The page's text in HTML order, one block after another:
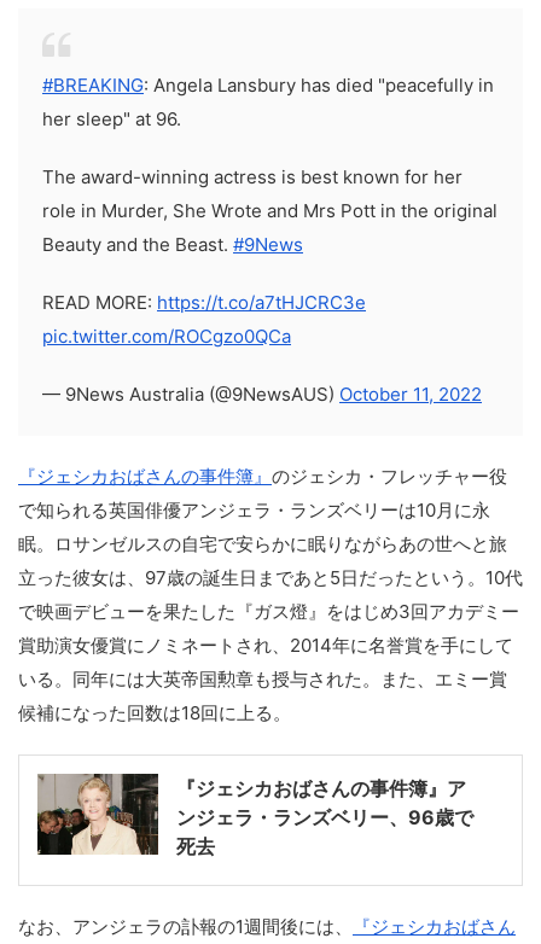
#BREAKING: Angela Lansbury has died "peacefully in
her sleep" at 96.
The award-winning actress is best known for her
role in Murder, She Wrote and Mrs Pott in the original
Beauty and the Beast. #9News
READ MORE: https://t.co/a7tHJCRC3e
pic.twitter.com/ROCgzo0QCa
— 9News Australia (@9NewsAUS) October 11, 2022
『ジェシカおばさんの事件簿』 のジェシカ・フレッチャー役
で知られる英国俳優アンジェラ・ランズベリーは10月に永
眠。ロサンゼルスの自宅で安らかに眠りながらあの世へと旅
立った彼女は、97歳の誕生日まであと5日だったという。10代
で映画デビューを果たした『ガス燈』をはじめ3回アカデミー
賞助演女優賞にノミネートされ、2014年に名誉賞を手にして
いる。同年には大英帝国勲章も授与された。また、エミー賞
候補になった回数は18回に上る。
『ジェシカおばさんの事件簿』ア
ンジェラ・ランズベリー、96歳で
死去
なお、アンジェラの訃報の1週間後には、
『ジェシカおばさん